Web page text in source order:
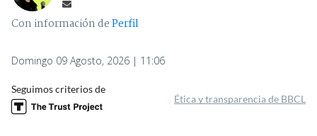
Con información dePerfil
Domingo 09 Agosto, 2026 | 11:06
Seguimos criterios de
Ética y transparencia de BBCL